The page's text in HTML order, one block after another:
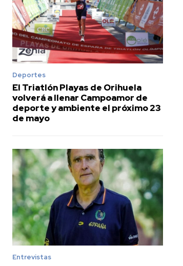
Deportes
El Triatlón Playas de Orihuela
volverá a llenar Campoamor de
deporte y ambiente el próximo 23
de mayo
Entrevistas